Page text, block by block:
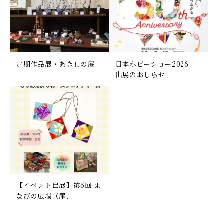
定期作品展・あきしの庵
日本ホビーショー2026
出展のおしらせ
【イベント出展】第6回 ま
なびの広場（尾...